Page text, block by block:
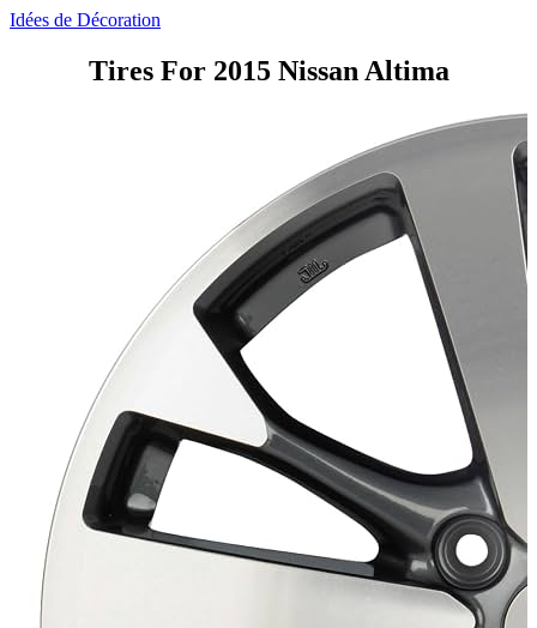
Idées de Décoration
Tires For 2015 Nissan Altima